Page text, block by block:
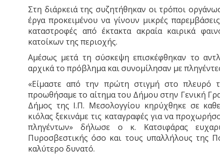
Στη διάρκειά της συζητήθηκαν οι τρόποι
έργα προκειμένου να γίνουν μικρές
καταστροφές από έκτακτα ακραία καιρικά
κατοίκων της περιοχής.
Αμέσως μετά τη σύσκεψη επισκέφθηκαν το
αρχικά το πρόβλημα και συνομίλησαν με
«Είμαστε από την πρώτη στιγμή στο πλευρό
προωθήσαμε το αίτημα του Δήμου στην Γενική
Δήμος της Ι.Π. Μεσολογγίου κηρύχθηκε σε
κιόλας ξεκινάμε τις καταγραφές για να
πληγέντων» δήλωσε ο κ. Κατσιφάρας
Πυροσβεστικής όσο και τους υπαλλήλους της
καλύτερο δυνατό.